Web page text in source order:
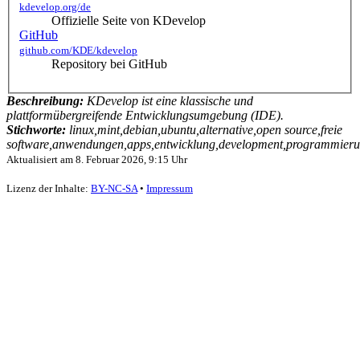
kdevelop.org/de
Offizielle Seite von KDevelop
GitHub
github.com/KDE/kdevelop
Repository bei GitHub
Beschreibung: KDevelop ist eine klassische und
plattformübergreifende Entwicklungsumgebung (IDE).
Stichworte: linux,mint,debian,ubuntu,alternative,open source,freie
Aktualisiert am 8. Februar 2026, 9:15 Uhr
Lizenz der Inhalte: BY-NC-SA• Impressum